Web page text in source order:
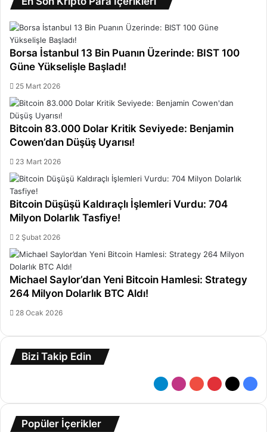
Borsa İstanbul 13 Bin Puanın Üzerinde: BIST 100
Güne Yükselişle Başladı!
25 Mart 2026
Bitcoin 83.000 Dolar Kritik Seviyede: Benjamin
Cowen’dan Düşüş Uyarısı!
23 Mart 2026
Bitcoin Düşüşü Kaldıraçlı İşlemleri Vurdu: 704
Milyon Dolarlık Tasfiye!
2 Şubat 2026
Michael Saylor’dan Yeni Bitcoin Hamlesi: Strategy
264 Milyon Dolarlık BTC Aldı!
28 Ocak 2026
Bizi Takip Edin
Pinterest
YouTube
Instagram
Telegram
Popüler İçerikler